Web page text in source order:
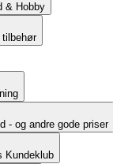
& Hobby
- og andre gode priser
Kundeklub